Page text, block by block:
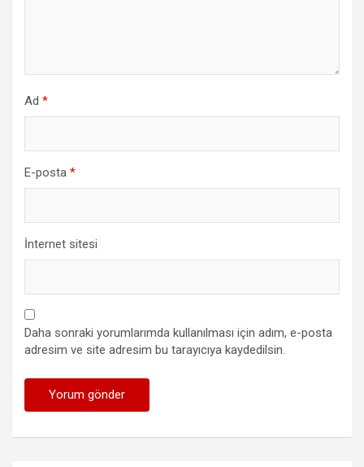
Ad *
E-posta *
İnternet sitesi
Daha sonraki yorumlarımda kullanılması için adım, e-posta
adresim ve site adresim bu tarayıcıya kaydedilsin.